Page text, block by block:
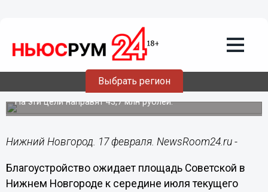
Выбрать регион
17.02.202212:58
Площадь Советскую в Нижнем
Новгороде благоустроят в 2022 году
На эти цели направят 43,7 млн рублей.
Нижний Новгород. 17 февраля. NewsRoom24.ru -
Благоустройство ожидает площадь Советской в
Нижнем Новгороде к середине июля текущего